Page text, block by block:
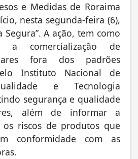
e Medidas de Roraima
nesta segunda-feira (6),
Segura”. A ação, tem como
a comercialização de
fora dos padrões
Instituto Nacional de
e Tecnologia
segurança e qualidade
além de informar a
os riscos de produtos que
conformidade com as